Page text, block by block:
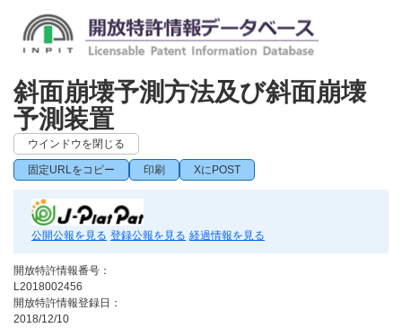
斜面崩壊予測方法及び斜面崩壊
予測装置
ウインドウを閉じる
固定URLをコピー 印刷 XにPOST
公開公報を見る 登録公報を見る 経過情報を見る
開放特許情報番号：
L2018002456
開放特許情報登録日：
2018/12/10